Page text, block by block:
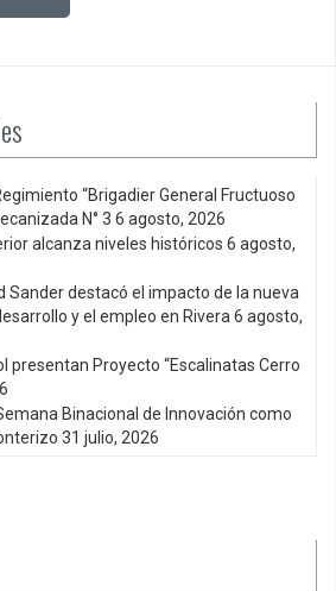
“Brigadier General Fructuoso
N° 3 6 agosto, 2026
alcanza niveles históricos 6 agosto,
Sander destacó el impacto de la nueva
y el empleo en Rivera6 agosto,
presentan Proyecto “Escalinatas Cerro
Binacional de Innovación como
31 julio, 2026